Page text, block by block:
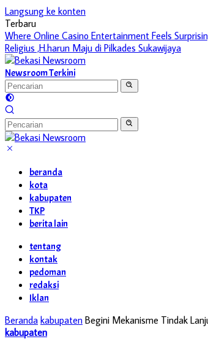
Langsung ke konten
Terbaru
Where Online Casino Entertainment Feels
Religius ,H.harun Maju di Pilkades Sukawijaya
Newsroom Terkini
beranda
kota
kabupaten
TKP
berita lain
tentang
kontak
pedoman
redaksi
Iklan
Beranda kabupaten Begini Mekanisme Tindak
kabupaten